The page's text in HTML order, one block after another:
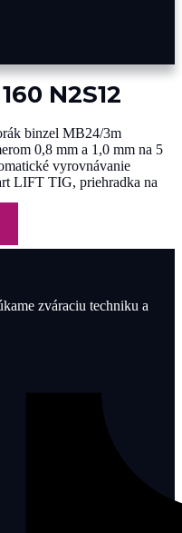
N2S12
binzel MB24/3m
0,8 mm a 1,0 mm na 5
vyrovnávanie
LIFT TIG, priehradka na
zváraciu techniku a